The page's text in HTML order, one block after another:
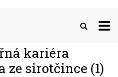
kariéra
ze sirotčince (1)